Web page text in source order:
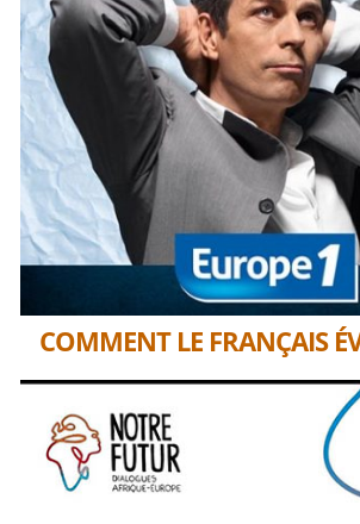
COMMENT LE FRANÇAIS